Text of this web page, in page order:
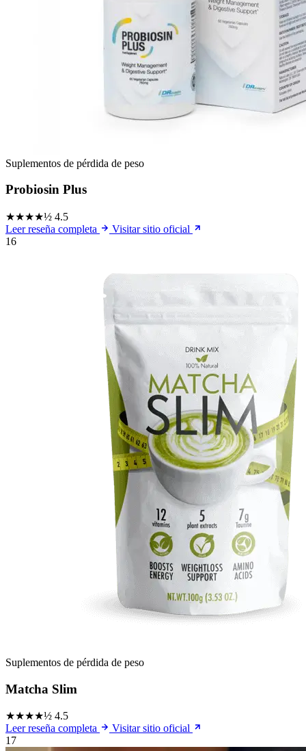
Suplementos de pérdida de peso
Probiosin Plus
★★★★½ 4.5
Leer reseña completa
Visitar sitio oficial
16
Suplementos de pérdida de peso
Matcha Slim
★★★★½ 4.5
Leer reseña completa
Visitar sitio oficial
17